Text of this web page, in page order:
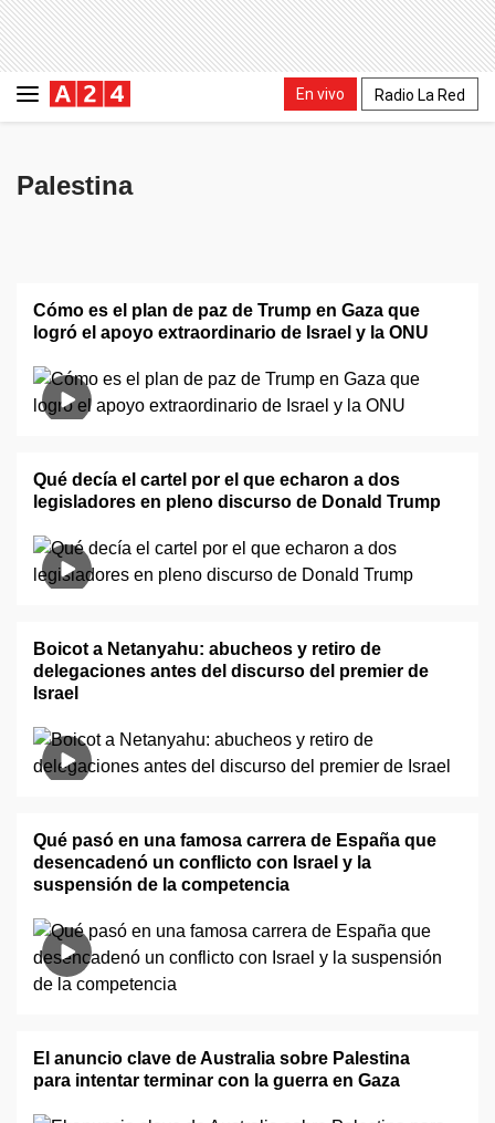
En vivo Radio La Red
Palestina
Cómo es el plan de paz de Trump en Gaza que
logró el apoyo extraordinario de Israel y la ONU
Qué decía el cartel por el que echaron a dos
legisladores en pleno discurso de Donald Trump
Boicot a Netanyahu: abucheos y retiro de
delegaciones antes del discurso del premier de
Israel
Qué pasó en una famosa carrera de España que
desencadenó un conflicto con Israel y la
suspensión de la competencia
El anuncio clave de Australia sobre Palestina
para intentar terminar con la guerra en Gaza